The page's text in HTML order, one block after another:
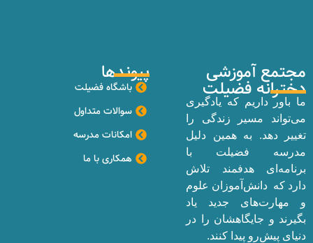
مجتمع آموزشی
دخترانه فضیلت
ما باور داریم که یادگیری
می‌تواند مسیر زندگی را
تغییر دهد. به همین دلیل
مدرسه فضیلت با
برنامه‌ای هدفمند تلاش
دارد که دانش‌آموزان علوم
و مهارت‌های جدید یاد
بگیرند و جایگاهشان را در
دنیای پیش‌رو پیدا کنند.
پیوندها
باشگاه فضیلت
سوالات متداول
امکانات مدرسه
همکاری با ما